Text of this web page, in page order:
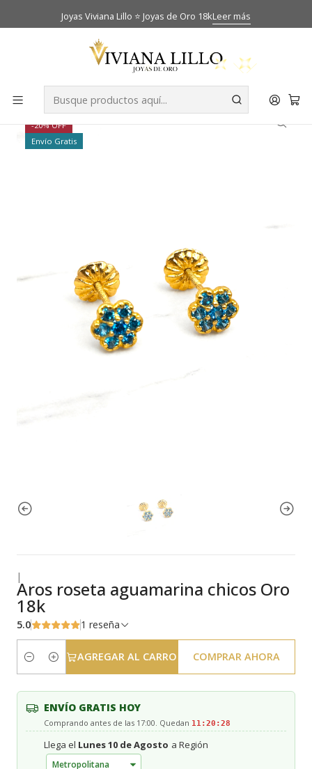
Joyas Viviana Lillo ⭐ Joyas de Oro 18kLeer más
Inicio
Aros roseta aguamarina chicos Oro 18k
-20% OFF
Envío Gratis
|
Aros roseta aguamarina chicos Oro
18k
5.0 1 reseña
Cantidad
AGREGAR AL CARRO COMPRAR AHORA
ENVÍO GRATIS HOY
Comprando antes de las 17:00. Quedan 11:20:27
Llega el Lunes 10 de Agosto a Región